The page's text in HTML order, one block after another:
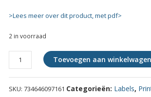
>Lees meer over dit product, met pdf>
2 in voorraad
Lexmark
IMAGING
KIT
C54X
Toevoegen aan winkelwagen
SKU: 734646097161 Categorieën: Labels,